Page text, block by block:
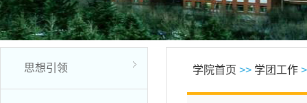
思想引领 学院首页 >> 学团工作